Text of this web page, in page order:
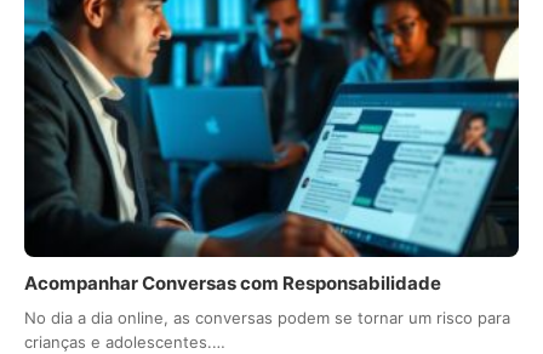
Acompanhar Conversas com Responsabilidade
No dia a dia online, as conversas podem se tornar um risco para
crianças e adolescentes.…